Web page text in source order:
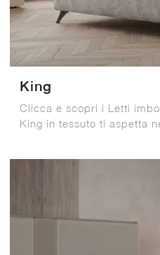
King
Clicca e scopri i Letti
King in tessuto ti aspetta